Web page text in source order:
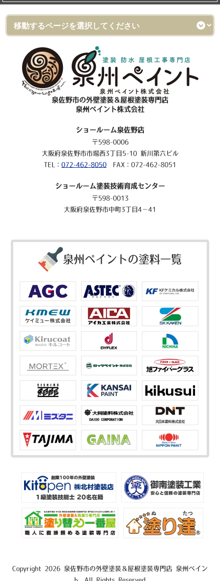
泉佐野市の外壁塗装＆屋根塗装専門店
泉州ペイント株式会社
ショールーム泉佐野店
〒598-0006
大阪府泉佐野市市場西3丁目5-10 新川第六ビル
TEL： 072-462-8050 FAX：072-462-8051
ショールーム塗装技術育成センター
〒598-0013
大阪府泉佐野市中町3丁目4－41
泉州ペイントの塗料一覧
Copyright 2026 泉佐野市の外壁塗装＆屋根塗装専門店 泉州ペイン
ト. All Rights Reserved.